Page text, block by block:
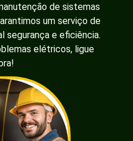
de sistemas
um serviço de
segurança e eficiência.
elétricos, ligue